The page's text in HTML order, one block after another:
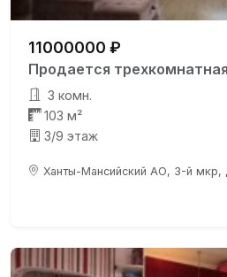
11000000 ₽
Продается
3 комн.
103 м²
3/9 этаж
Ханты-Мансийский АО, 3-й мкр,